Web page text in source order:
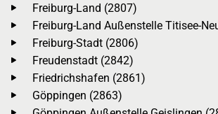
Freiburg-Land (2807)
Freiburg-Land Außenstelle Titisee-
Freiburg-Stadt (2806)
Freudenstadt (2842)
Friedrichshafen (2861)
Göppingen (2863)